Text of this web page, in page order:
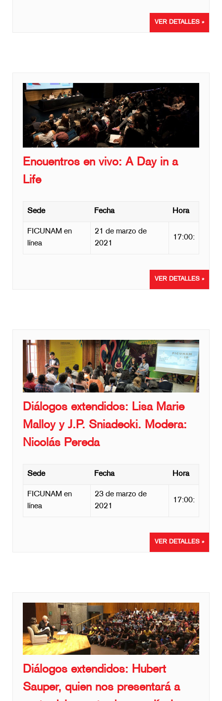
VER DETALLES »
Encuentros en vivo: A Day in a
Life
Sede Fecha Hora
FICUNAM en
línea
21 de marzo de
2021
17:00:
VER DETALLES »
Diálogos extendidos: Lisa Marie
Malloy y J.P. Sniadecki. Modera:
Nicolás Pereda
Sede Fecha Hora
FICUNAM en
línea
23 de marzo de
2021
17:00:
VER DETALLES »
Diálogos extendidos: Hubert
Sauper, quien nos presentará a